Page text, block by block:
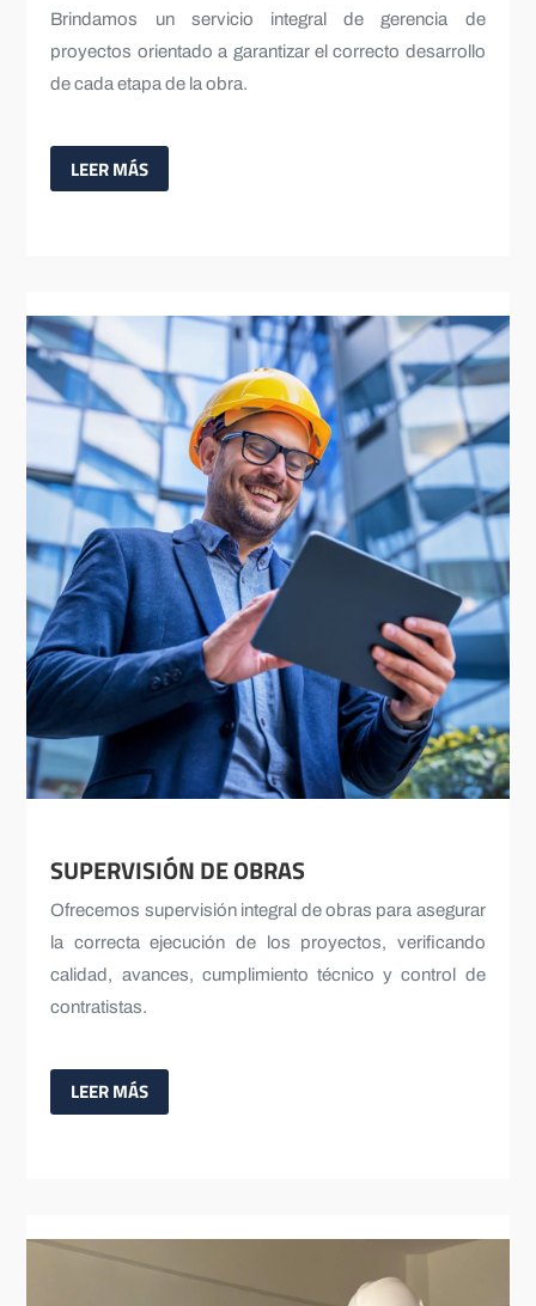
Brindamos un servicio integral de gerencia de
proyectos orientado a garantizar el correcto desarrollo
de cada etapa de la obra.
LEER MÁS
SUPERVISIÓN DE OBRAS
Ofrecemos supervisión integral de obras para asegurar
la correcta ejecución de los proyectos, verificando
calidad, avances, cumplimiento técnico y control de
contratistas.
LEER MÁS